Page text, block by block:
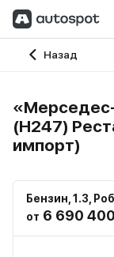
Назад
Главная
(H247)
импорт)
Бензин 1.3
от 6 690